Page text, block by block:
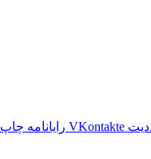
‫VKontakte رایانامه چاپ